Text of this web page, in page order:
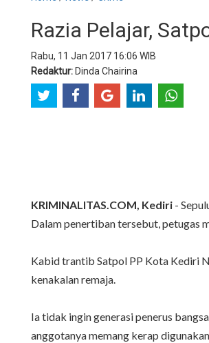
Razia Pelajar,
Rabu, 11 Jan 2017 16:06 WIB
Redaktur: Dinda Chairina
KRIMINALITAS.COM, Kediri -
Dalam penertiban tersebut, petugas
Kabid trantib Satpol PP Kota Kediri
kenakalan remaja.
Ia tidak ingin generasi penerus
anggotanya memang kerap